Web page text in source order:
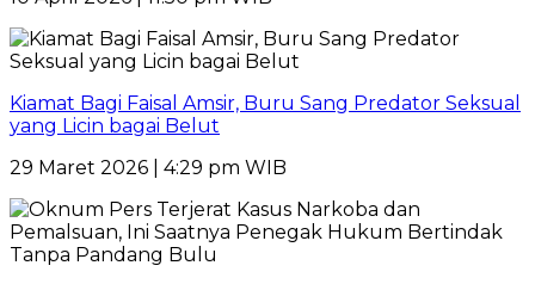
Kiamat Bagi Faisal Amsir, Buru Sang Predator Seksual
yang Licin bagai Belut
29 Maret 2026 | 4:29 pm WIB